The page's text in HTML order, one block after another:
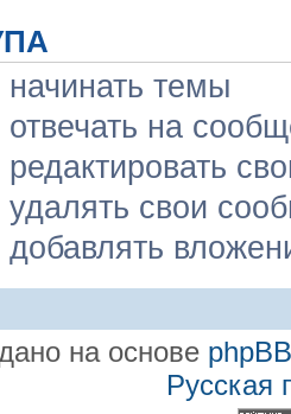
начинать темы
отвечать на
редактировать
удалять свои
добавлять
на основе phpBB
Русская